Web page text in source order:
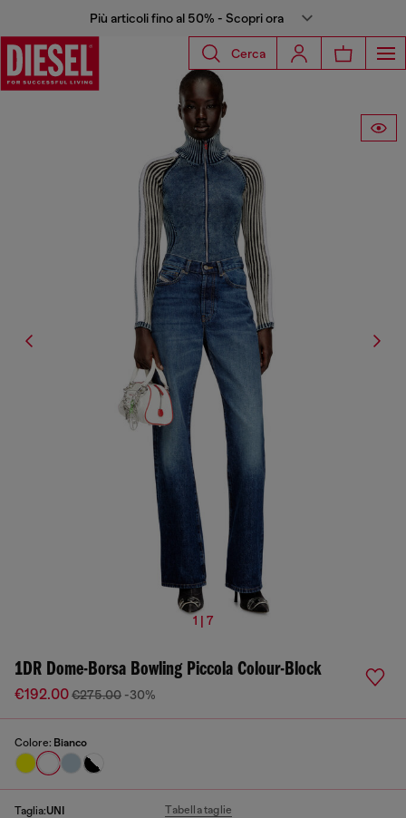
Più articoli fino al 50% - Scopri ora
Cerca
1 | 7
1DR Dome-Borsa Bowling Piccola Colour-Block
€192.00€275.00 -30%
Colore: Bianco
Taglia:UNI Tabella taglie